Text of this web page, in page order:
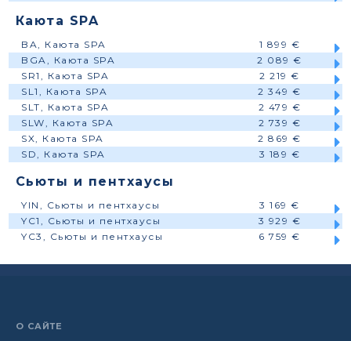
Каюта SPA
BA, Каюта SPA
1 899 €
BGA, Каюта SPA
2 089 €
SR1, Каюта SPA
2 219 €
SL1, Каюта SPA
2 349 €
SLT, Каюта SPA
2 479 €
SLW, Каюта SPA
2 739 €
SX, Каюта SPA
2 869 €
SD, Каюта SPA
3 189 €
Сьюты и пентхаусы
YIN, Сьюты и пентхаусы
3 169 €
YC1, Сьюты и пентхаусы
3 929 €
YC3, Сьюты и пентхаусы
6 759 €
О САЙТЕ